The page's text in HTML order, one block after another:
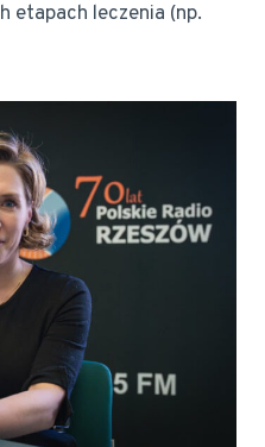
etapach leczenia (np.